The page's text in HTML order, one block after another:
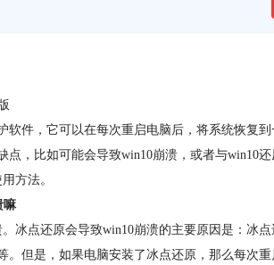
软件，它可以在每次重启电脑后，将系统恢复
点，比如可能会导致win10崩溃，或者与win10
方法。
嘛
冰点还原会导致win10崩溃的主要原因是：冰
。但是，如果电脑安装了冰点还原，那么每次